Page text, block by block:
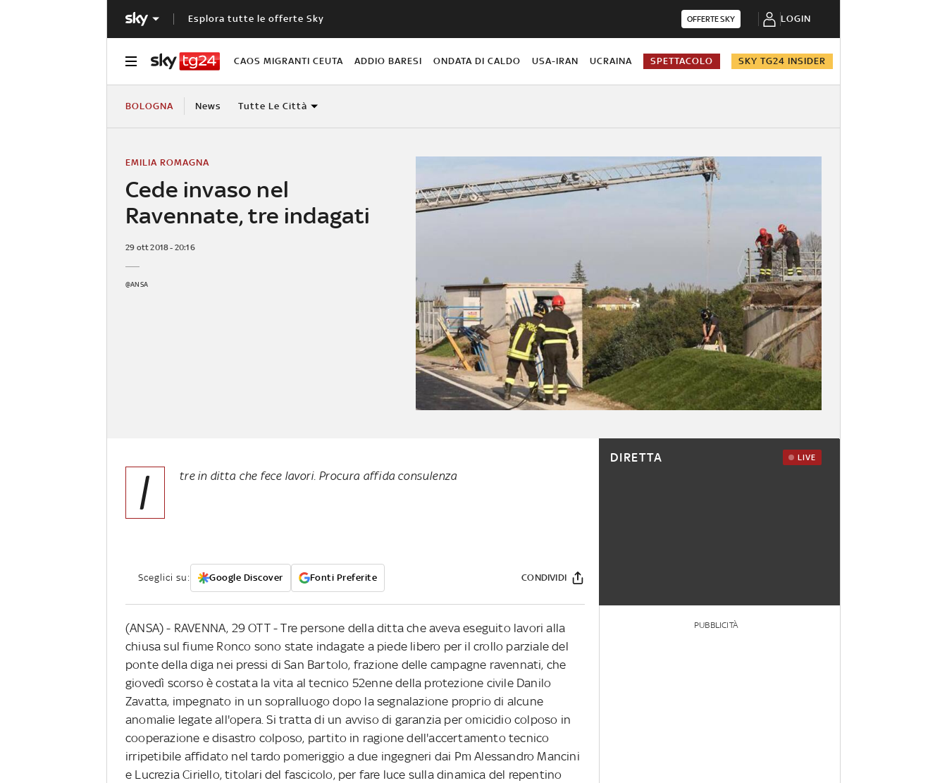
Esplora tutte le offerte Sky OFFERTE SKY LOGIN
CAOS MIGRANTI CEUTA ADDIO BARESI ONDATA DI CALDO USA-IRAN UCRAINA SPETTACOLO SKY TG24 INSIDER
BOLOGNA News Tutte Le Città
Cede invaso nel
Ravennate, tre indagati
EMILIA ROMAGNA
29 ott 2018 - 20:16
@ANSA
I tre in ditta che fece lavori. Procura affida consulenza
Sceglici su: Google Discover Fonti Preferite CONDIVIDI
(ANSA) - RAVENNA, 29 OTT - Tre persone della ditta che aveva eseguito lavori alla
chiusa sul fiume Ronco sono state indagate a piede libero per il crollo parziale del
ponte della diga nei pressi di San Bartolo, frazione delle campagne ravennati, che
giovedì scorso è costata la vita al tecnico 52enne della protezione civile Danilo
Zavatta, impegnato in un sopralluogo dopo la segnalazione proprio di alcune
anomalie legate all'opera. Si tratta di un avviso di garanzia per omicidio colposo in
cooperazione e disastro colposo, partito in ragione dell'accertamento tecnico
irripetibile affidato nel tardo pomeriggio a due ingegneri dai Pm Alessandro Mancini
e Lucrezia Ciriello, titolari del fascicolo, per fare luce sulla dinamica del repentino
DIRETTA LIVE
PUBBLICITÀ